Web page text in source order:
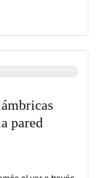
pared